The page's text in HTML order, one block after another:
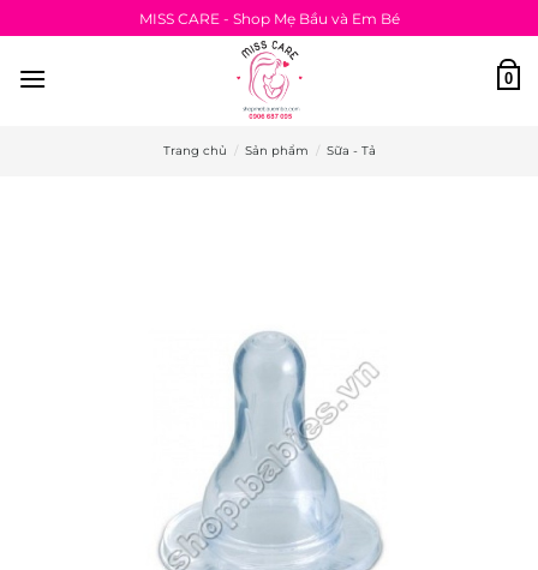
qua
nội
MISS CARE - Shop Mẹ Bầu và Em Bé
0
Trang chủ / Sản phẩm / Sữa - Tả